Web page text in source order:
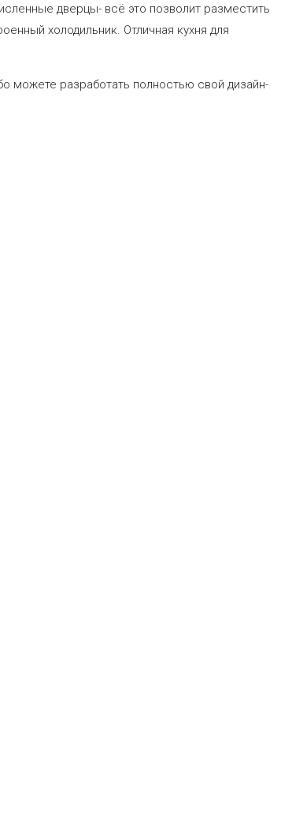
дверцы- всё это позволит разместить
холодильник. Отличная кухня для
можете разработать полностью свой дизайн-